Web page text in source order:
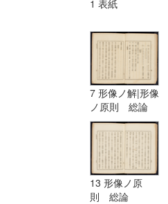
1 表紙
7 形像ノ解|形像
ノ原則 総論
13 形像ノ原
則 総論